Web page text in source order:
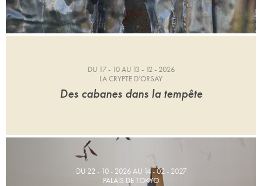
DU 17 - 10 AU 13 - 12 - 2026
LA CRYPTE D’ORSAY
Des cabanes dans la tempête
DU 22 - 10 - 2026 AU 14 - 02 - 2027
PALAIS DE TOKYO